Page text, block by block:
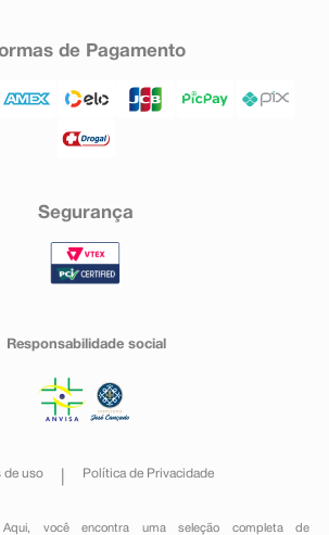
de Pagamento
Segurança
Responsabilidade social
de uso Política de Privacidade
você encontra uma seleção completa de